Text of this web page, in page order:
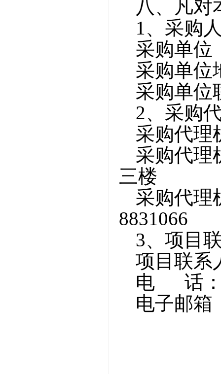
八、凡对
1、采购
采购单位
采购单位
采购单位
2、采购
采购代理
采购代理
三楼
采购代理
8831066
3、项目
项目联系
电
话
电子邮箱